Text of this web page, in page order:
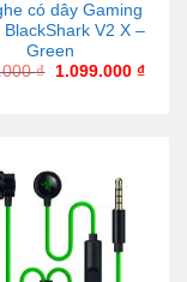
có dây Gaming
BlackShark V2 X –
Green
₫ 1.099.000 ₫